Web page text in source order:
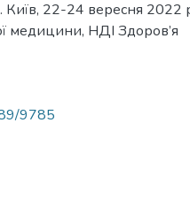
22-24 вересня 2022
медицини, НДІ Здоров’я
9785